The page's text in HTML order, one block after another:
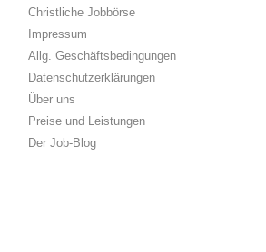
Christliche Jobbörse
Impressum
Allg. Geschäftsbedingungen
Datenschutzerklärungen
Über uns
Preise und Leistungen
Der Job-Blog